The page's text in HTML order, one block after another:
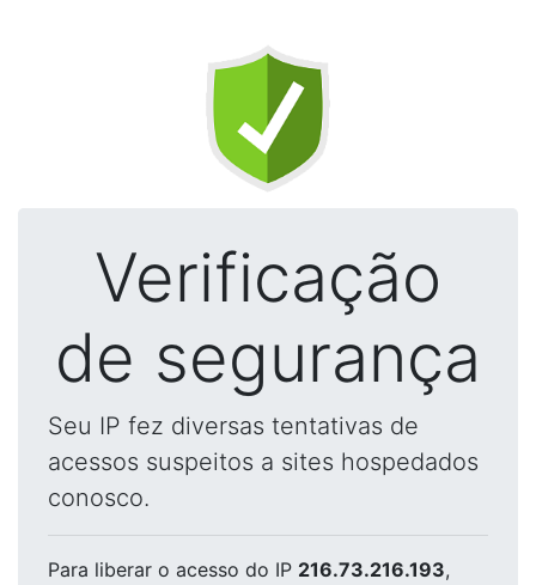
Verificação
de segurança
Seu IP fez diversas tentativas de
acessos suspeitos a sites hospedados
conosco.
Para liberar o acesso do IP 216.73.216.193,